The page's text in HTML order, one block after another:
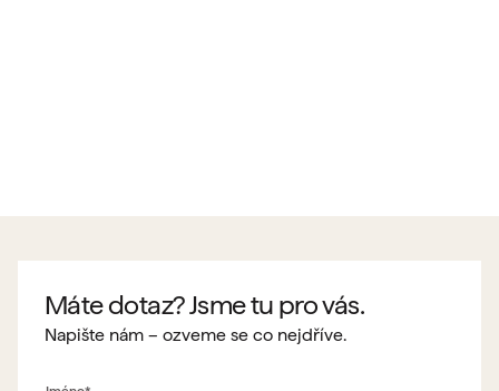
Máte dotaz? Jsme tu pro vás.
Napište nám – ozveme se co nejdříve.